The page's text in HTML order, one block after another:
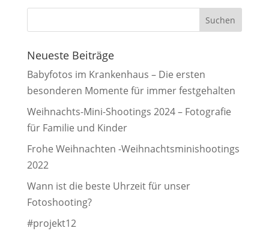
Neueste Beiträge
Babyfotos im Krankenhaus – Die ersten
besonderen Momente für immer festgehalten
Weihnachts-Mini-Shootings 2024 – Fotografie
für Familie und Kinder
Frohe Weihnachten -Weihnachtsminishootings
2022
Wann ist die beste Uhrzeit für unser
Fotoshooting?
#projekt12